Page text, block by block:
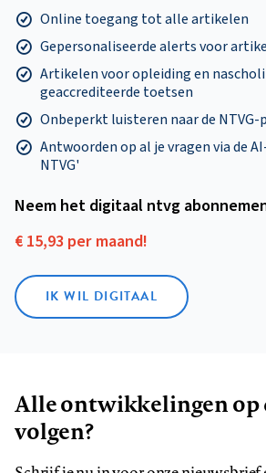
Online toegang tot alle artikelen
Gepersonaliseerde alerts voor
Artikelen voor opleiding en
geaccrediteerde toetsen
Onbeperkt luisteren naar de NTVG-
Antwoorden op al je vragen via de
NTVG'
Neem het digitaal ntvg
€ 15,93 per maand!
IK WIL DIGITAAL
Alle ontwikkelingen op
volgen?